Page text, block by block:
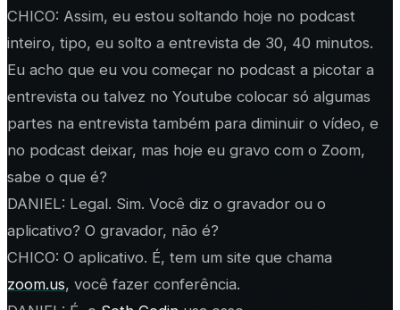
CHICO: Assim, eu estou soltando hoje no podcast
inteiro, tipo, eu solto a entrevista de 30, 40 minutos.
Eu acho que eu vou começar no podcast a picotar a
entrevista ou talvez no Youtube colocar só algumas
partes na entrevista também para diminuir o vídeo, e
no podcast deixar, mas hoje eu gravo com o Zoom,
sabe o que é?
DANIEL: Legal. Sim. Você diz o gravador ou o
aplicativo? O gravador, não é?
CHICO: O aplicativo. É, tem um site que chama
zoom.us, você fazer conferência.